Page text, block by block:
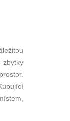
zbytky